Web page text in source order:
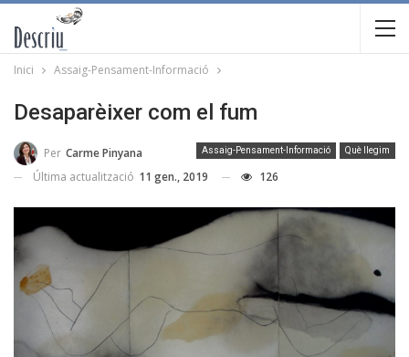
Inici Assaig-Pensament-Informació
Desaparèixer com el fum
Assaig-Pensament-Informació Què llegim
Per Carme Pinyana
Última actualització 11 gen., 2019 126